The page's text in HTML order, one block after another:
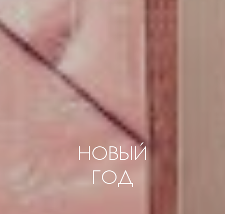
НОВЫЙ
ГОД